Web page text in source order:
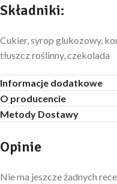
Składniki:
Cukier, syrop glukozowy,
tłuszcz roślinny, czekolada
Informacje dodatkowe
O producencie
Metody Dostawy
Opinie
Nie ma jeszcze żadnych